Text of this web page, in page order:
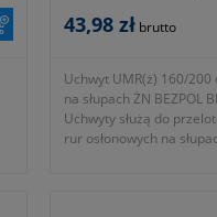
43,98 zł brutto
Uchwyt UMR(ż) 160/
na słupach ŻN BEZPOL
Uchwyty służą do
rur osłonowych na